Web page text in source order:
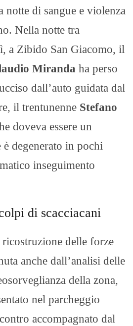
notte di sangue e violenza
Nella notte tra
a Zibido San Giacomo, il
Miranda ha perso
dall’auto guidata dal
il trentunenne Stefano
doveva essere un
degenerato in pochi
inseguimento
di scacciacani
delle forze
anche dall’analisi delle
della zona,
nel parcheggio
accompagnato dal